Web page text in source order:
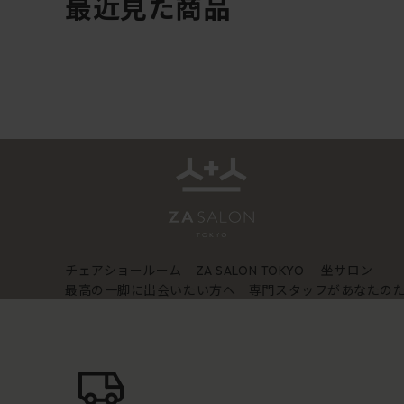
チェアショールーム ZA SALON TOKYO
坐サロン
最高の一脚に出会いたい方へ 専門スタッフがあなたの